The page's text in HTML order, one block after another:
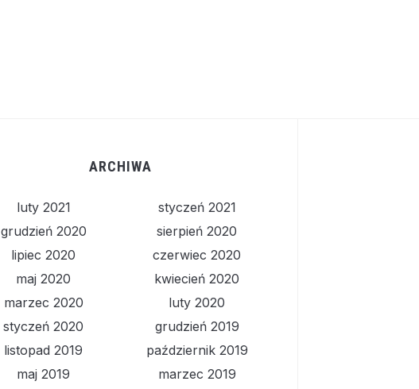
ARCHIWA
luty 2021
styczeń 2021
grudzień 2020
sierpień 2020
lipiec 2020
czerwiec 2020
maj 2020
kwiecień 2020
marzec 2020
luty 2020
styczeń 2020
grudzień 2019
listopad 2019
październik 2019
maj 2019
marzec 2019